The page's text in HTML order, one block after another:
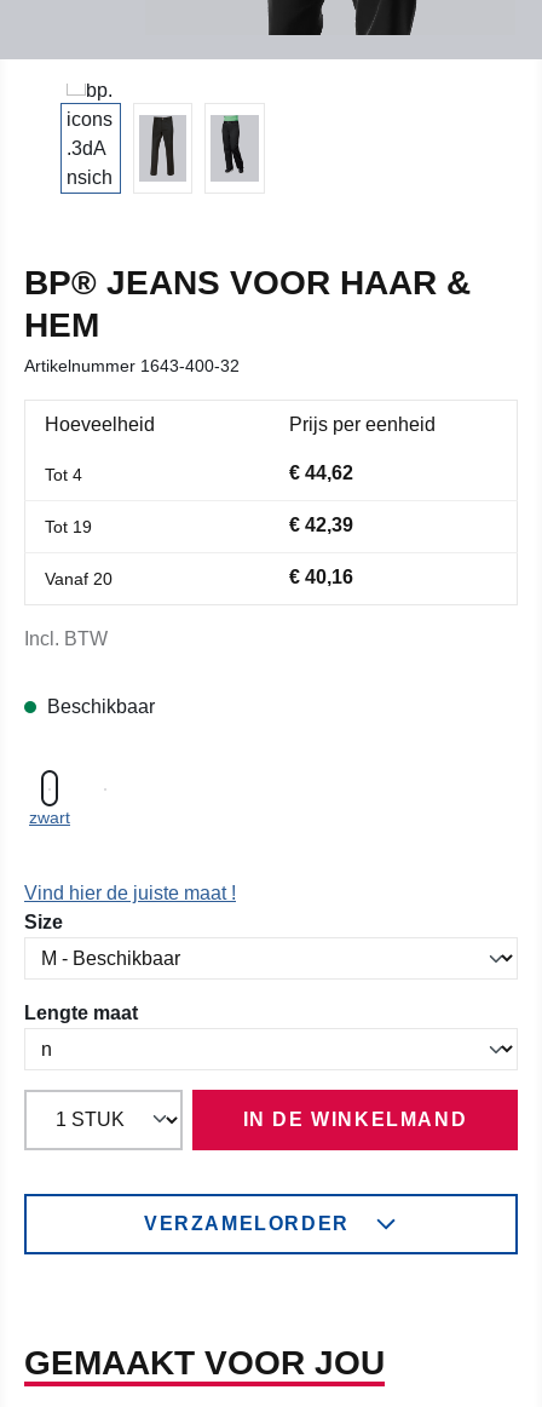
BP® JEANS VOOR HAAR &
HEM
Artikelnummer 1643-400-32
Hoeveelheid Prijs per eenheid
Tot 4 € 44,62
Tot 19 € 42,39
Vanaf 20 € 40,16
Incl. BTW
Beschikbaar
zwart
Vind hier de juiste maat !
Selecteer
Size
Selecteer
Lengte maat
IN DE WINKELMAND
VERZAMELORDER
GEMAAKT VOOR JOU